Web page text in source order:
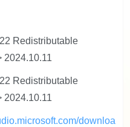
Redistributable
2024.10.11
Redistributable
2024.10.11
downloa